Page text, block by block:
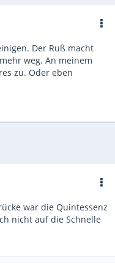
Der Ruß macht
weg. An meinem
zu. Oder eben
war die Quintessenz
nicht auf die Schnelle